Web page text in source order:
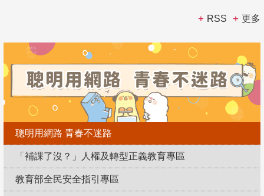
RSS 更多
聰明用網路 青春不迷路
「補課了沒？」人權及轉型正義教育專區
教育部全民安全指引專區